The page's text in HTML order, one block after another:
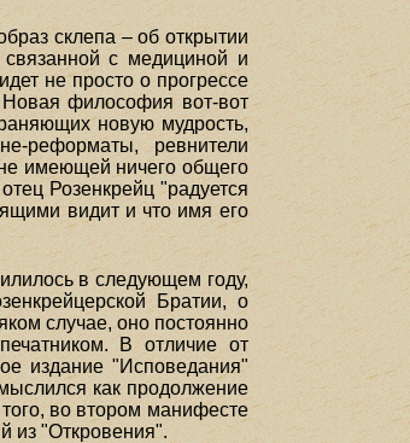
склепа – об открытии
с медициной и
не просто о прогрессе
Новая философия вот-вот
новую мудрость,
реформаты, ревнители
имеющей ничего общего
Розенкрейц "радуется
видит и что имя его
в следующем году,
Братии, о
случае, оно постоянно
В отличие от
издание "Исповедания"
как продолжение
во втором манифесте
из "Откровения".